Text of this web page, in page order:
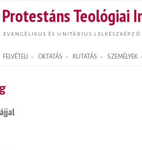
Teológiai
EVANGÉLIKUS ÉS UNITÁRIUS LELKÉSZKÉPZŐ
FELVÉTELI OKTATÁS KUTATÁS SZEMÉLYEK